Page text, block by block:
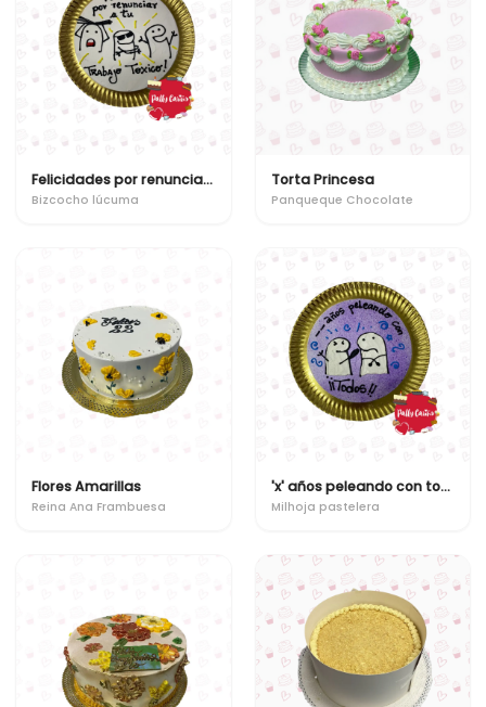
Felicidades por renunciar a tu trabajo toxico!
Bizcocho lúcuma
Torta Princesa
Panqueque Chocolate
Flores Amarillas
Reina Ana Frambuesa
'x' años peleando con todos!!
Milhoja pastelera